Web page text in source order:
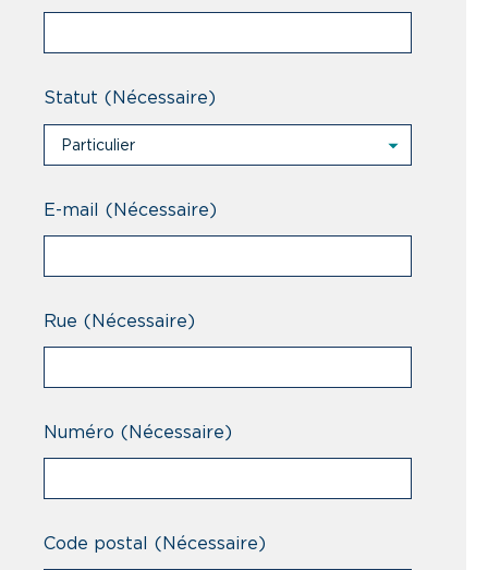
Statut (Nécessaire)
Particulier
Professionnel
E-mail (Nécessaire)
Rue (Nécessaire)
Numéro (Nécessaire)
Code postal (Nécessaire)